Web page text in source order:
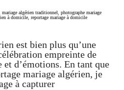
mariage algérien traditionnel
photographe mariage
à domicile reportage mariage à domicile
est bien plus qu’une
empreinte de
d’émotions. En tant que
mariage algérien, je
à capturer